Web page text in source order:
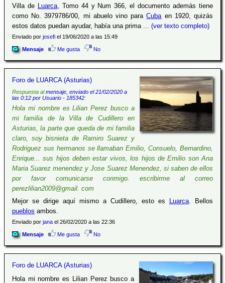
Villa de Luarca, Tomo 44 y Num 366, el documento además tiene
como No. 3979786/00, mi abuelo vino paraCubaen 1920, quizás
estos datos puedan ayudar, había una prima ... (ver texto completo)
Enviado por josefi el 19/06/2020 a las 15:49
Mensaje Me gusta No
Foro de LUARCA (Asturias)
Respuesta almensaje, enviado el 21/02/2020 a
las 0:12 por Usuario - 185342:
Hola mi nombre es Lilian Perez busco a
mi familia de la Villa de Cudillero en
Asturias, la parte que queda de mi familia
claro, soy bisnieta de Ramiro Suarez y
Rodriguez sus hermanos se llamaban Emilio, Consuelo, Bernardino,
Enrique... sus hijos deben estar vivos, los hijos de Emilio son Ana
Maria Suarez menendez y Jose Suarez Menendez, si saben de ellos
por favor comunicarse conmigo. escribirme al correo
perezlilian2009@gmail. com
Mejor se dirige aquí mismo a Cudillero, esto es
Luarca. Bellos
pueblos ambos.
Enviado por jana el 26/02/2020 a las 22:36
Mensaje Me gusta No
Foro de LUARCA (Asturias)
Hola mi nombre es Lilian Perez busco a